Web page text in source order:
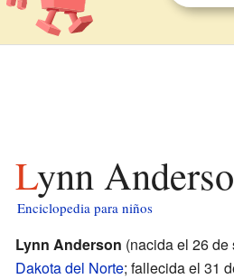
Lynn
Enciclopedia para niños
Lynn Anderson (nacida el 26
Dakota del Norte; fallecida el 31